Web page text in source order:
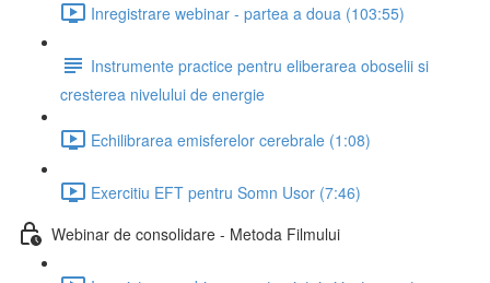
Inregistrare webinar - partea a doua (103:55)
Instrumente practice pentru eliberarea oboselii si
cresterea nivelului de energie
Echilibrarea emisferelor cerebrale (1:08)
Exercitiu EFT pentru Somn Usor (7:46)
Webinar de consolidare - Metoda Filmului